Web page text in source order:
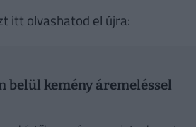
itt olvashatod el újra:
belül kemény áremeléssel